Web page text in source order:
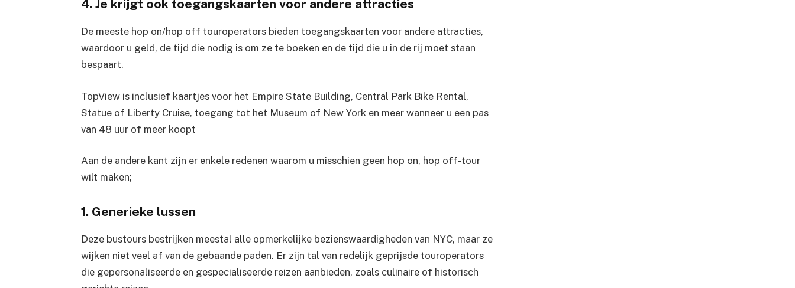
4. Je krijgt ook toegangskaarten voor andere attracties
De meeste hop on/hop off touroperators bieden toegangskaarten voor andere attracties,
waardoor u geld, de tijd die nodig is om ze te boeken en de tijd die u in de rij moet staan ​​
bespaart.
TopView is inclusief kaartjes voor het Empire State Building, Central Park Bike Rental,
Statue of Liberty Cruise, toegang tot het Museum of New York en meer wanneer u een pas
van 48 uur of meer koopt
Aan de andere kant zijn er enkele redenen waarom u misschien geen hop on, hop off-tour
wilt maken;
1. Generieke lussen
Deze bustours bestrijken meestal alle opmerkelijke bezienswaardigheden van NYC, maar ze
wijken niet veel af van de gebaande paden. Er zijn tal van redelijk geprijsde touroperators
die gepersonaliseerde en gespecialiseerde reizen aanbieden, zoals culinaire of historisch